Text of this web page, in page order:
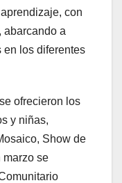
con
abarcando a
en los diferentes
ofrecieron los
y niñas,
Show de
marzo se